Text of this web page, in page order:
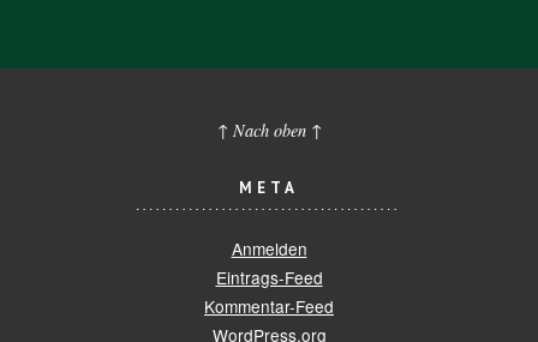
↑ Nach oben ↑
META
Anmelden
Eintrags-Feed
Kommentar-Feed
WordPress.org